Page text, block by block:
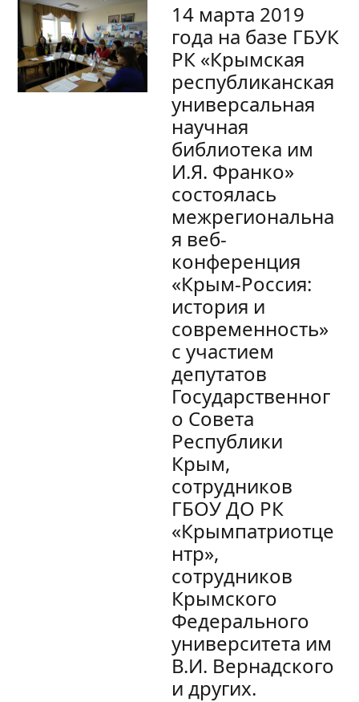
14 марта 2019
года на базе ГБУК
РК «Крымская
республиканская
универсальная
научная
библиотека им
И.Я. Франко»
состоялась
межрегиональна
я веб-
конференция
«Крым-Россия:
история и
современность»
с участием
депутатов
Государственног
о Совета
Республики
Крым,
сотрудников
ГБОУ ДО РК
«Крымпатриотце
нтр»,
сотрудников
Крымского
Федерального
университета им
В.И. Вернадского
и других.